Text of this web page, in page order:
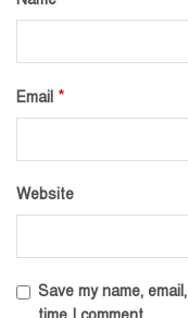
Email *
Website
Save my name,